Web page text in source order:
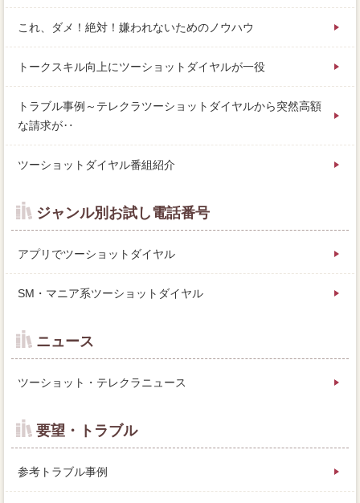
これ、ダメ！絶対！嫌われないためのノウハウ
トークスキル向上にツーショットダイヤルが一役
トラブル事例～テレクラツーショットダイヤルから突然高額
な請求が‥
ツーショットダイヤル番組紹介
ジャンル別お試し電話番号
アプリでツーショットダイヤル
SM・マニア系ツーショットダイヤル
ニュース
ツーショット・テレクラニュース
要望・トラブル
参考トラブル事例